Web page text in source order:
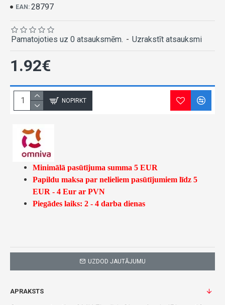
EAN: 28797
Pamatojoties uz 0 atsauksmēm. - Uzrakstīt atsauksmi
1.92€
NOPIRKT
Minimālā pasūtījuma summa 5 EUR
Papildu maksa par nelieliem pasūtījumiem līdz 5
EUR - 4 Eur ar PVN
Piegādes laiks: 2 - 4 darba dienas
UZDOD JAUTĀJUMU
APRAKSTS